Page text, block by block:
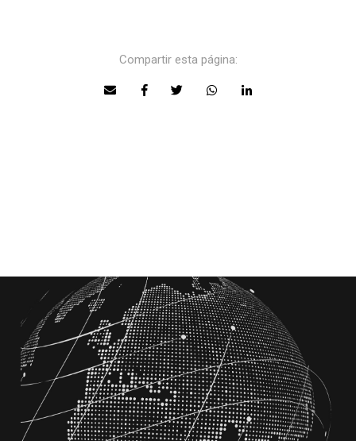
Compartir esta página: